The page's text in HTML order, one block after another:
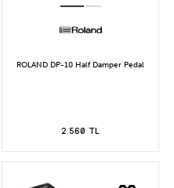
ROLAND DP-10 Half Damper Pedal
2.560 TL